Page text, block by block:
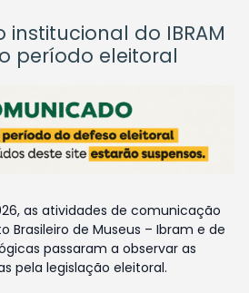
do IBRAM
período eleitoral
as atividades de comunicação
Brasileiro de Museus – Ibram e de
passaram a observar as
pela legislação eleitoral.